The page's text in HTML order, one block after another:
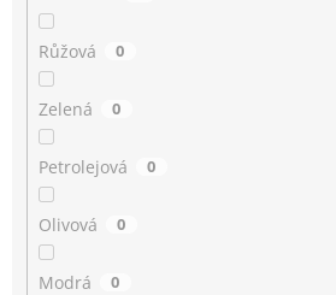
Růžová 0
Zelená 0
Petrolejová 0
Olivová 0
Modrá 0